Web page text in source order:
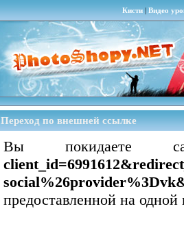
Кисти| Видео
Переход по внешней ссылке
Вы покидаете
предоставленной на